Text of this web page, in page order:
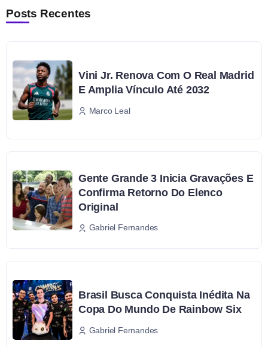
Posts Recentes
Vini Jr. Renova Com O Real Madrid
E Amplia Vínculo Até 2032
Marco Leal
Gente Grande 3 Inicia Gravações E
Confirma Retorno Do Elenco
Original
Gabriel Fernandes
Brasil Busca Conquista Inédita Na
Copa Do Mundo De Rainbow Six
Gabriel Fernandes